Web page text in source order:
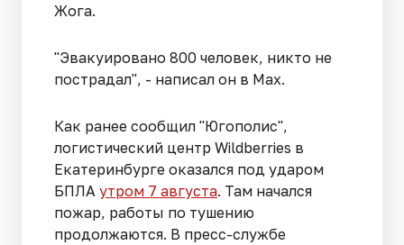
Жога.
"Эвакуировано 800 человек, никто не
пострадал", - написал он в Max.
Как ранее сообщил "Югополис",
логистический центр Wildberries в
Екатеринбурге оказался под ударом
БПЛА утром 7 августа. Там начался
пожар, работы по тушению
продолжаются. В пресс-службе